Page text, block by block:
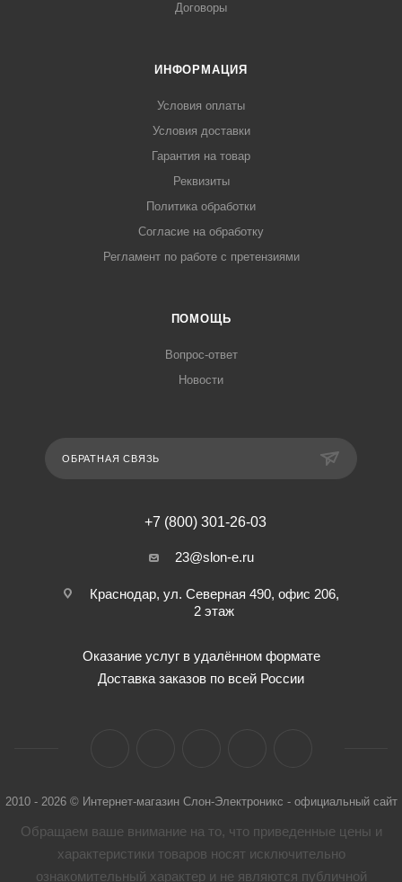
Договоры
ИНФОРМАЦИЯ
Условия оплаты
Условия доставки
Гарантия на товар
Реквизиты
Политика обработки
Согласие на обработку
Регламент по работе с претензиями
ПОМОЩЬ
Вопрос-ответ
Новости
ОБРАТНАЯ СВЯЗЬ
+7 (800) 301-26-03
23@slon-e.ru
Краснодар, ул. Северная 490, офис 206,
2 этаж
Оказание услуг в удалённом формате
Доставка заказов по всей России
2010 - 2026 © Интернет-магазин Слон-Электроникс - официальный сайт
Обращаем ваше внимание на то, что приведенные цены и
характеристики товaров носят исключительно
ознакомительный характер и не являются публичной